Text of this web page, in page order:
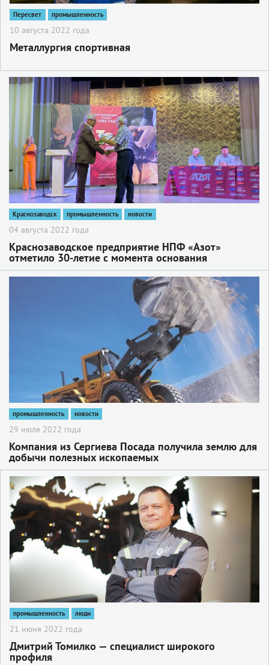
Пересвет промышленность
10 августа 2022 года
Металлургия спортивная
2
Краснозаводск промышленность новости
04 августа 2022 года
Краснозаводское предприятие НПФ «Азот»
отметило 30-летие с момента основания
промышленность новости
29 июля 2022 года
Компания из Сергиева Посада получила землю для
добычи полезных ископаемых
2
промышленность люди
21 июня 2022 года
Дмитрий Томилко — cпециалист широкого
профиля